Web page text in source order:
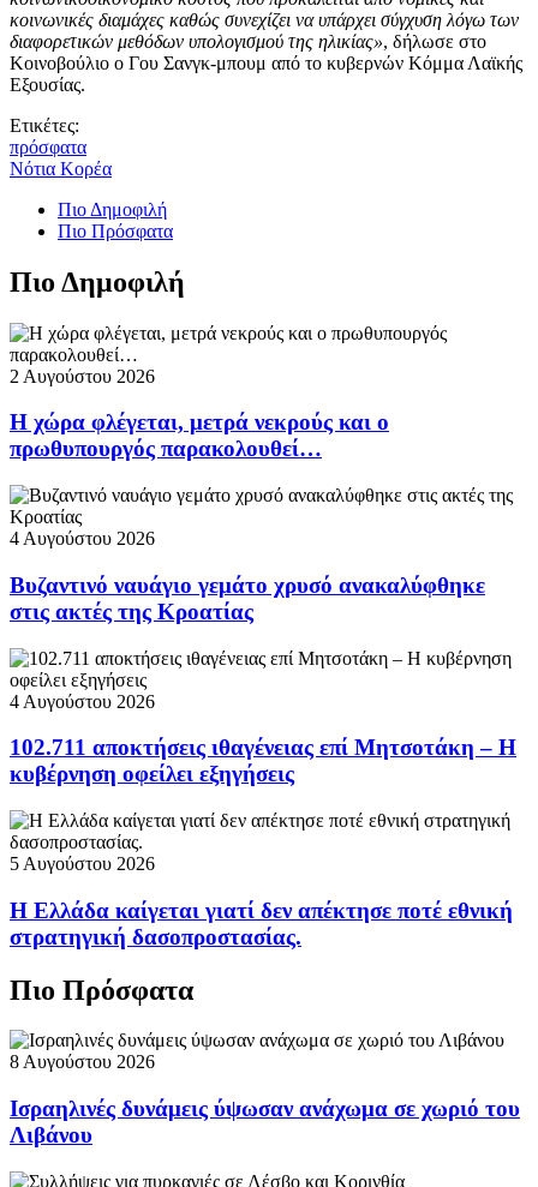
κοινωνικές διαμάχες καθώς συνεχίζει να υπάρχει σύγχυση λόγω των
διαφορετικών μεθόδων υπολογισμού της ηλικίας», δήλωσε στο
Κοινοβούλιο ο Γου Σανγκ-μπουμ από το κυβερνών Κόμμα Λαϊκής
Εξουσίας.
Ετικέτες:
πρόσφατα
Νότια Κορέα
Πιο Δημοφιλή
Πιο Πρόσφατα
Πιο Δημοφιλή
2 Αυγούστου 2026
Η χώρα φλέγεται, μετρά νεκρούς και ο
πρωθυπουργός παρακολουθεί…
4 Αυγούστου 2026
Βυζαντινό ναυάγιο γεμάτο χρυσό ανακαλύφθηκε
στις ακτές της Κροατίας
4 Αυγούστου 2026
102.711 αποκτήσεις ιθαγένειας επί Μητσοτάκη – Η
κυβέρνηση οφείλει εξηγήσεις
5 Αυγούστου 2026
Η Ελλάδα καίγεται γιατί δεν απέκτησε ποτέ εθνική
στρατηγική δασοπροστασίας.
Πιο Πρόσφατα
8 Αυγούστου 2026
Ισραηλινές δυνάμεις ύψωσαν ανάχωμα σε χωριό του
Λιβάνου